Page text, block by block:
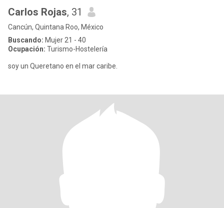
Carlos Rojas, 31
Cancún, Quintana Roo, México
Buscando: Mujer 21 - 40
Ocupación: Turismo-Hostelería
soy un Queretano en el mar caribe.